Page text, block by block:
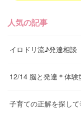
人気の記事
イロドリ流♪発達相談
12/14 脳と発達＊体
子育ての正解を探し